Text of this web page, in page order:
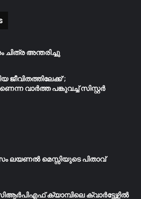
ചിത്ര അന്തരിച്ചു
വാർത്ത പങ്കുവച്ച് സിസ്റ്റർ
ലയണൽ മെസ്സിയുടെ പിതാവ്
ക്യാമ്പിലെ ക്വാർട്ടേഴ്സിൽ